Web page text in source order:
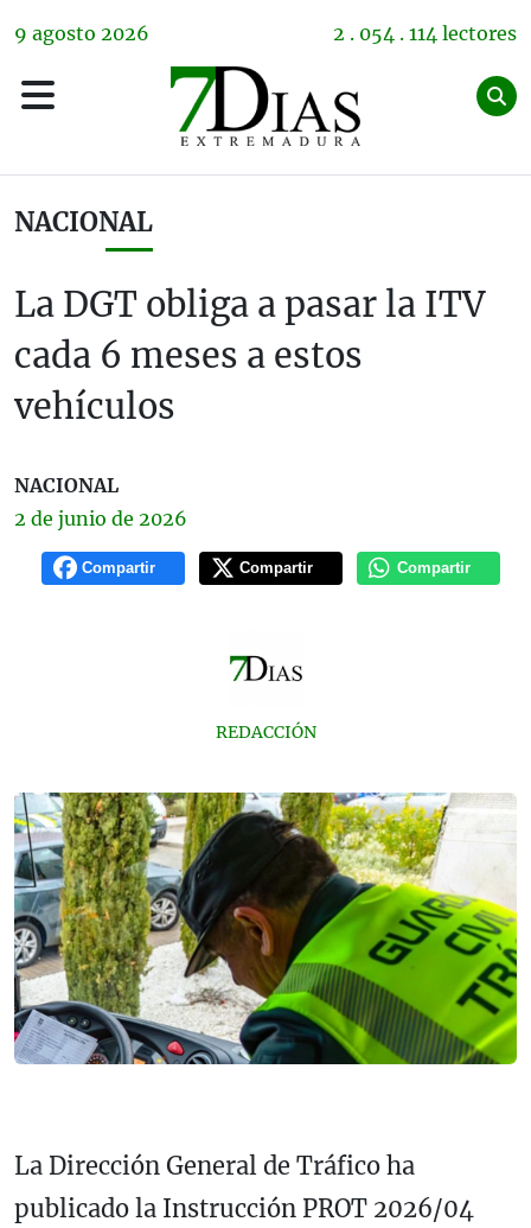
9 agosto 2026 2 . 054 . 114 lectores
NACIONAL
La DGT obliga a pasar la ITV
cada 6 meses a estos
vehículos
NACIONAL
2 de junio de 2026
Compartir Compartir Compartir
REDACCIÓN
La Dirección General de Tráfico ha
publicado la Instrucción PROT 2026/04